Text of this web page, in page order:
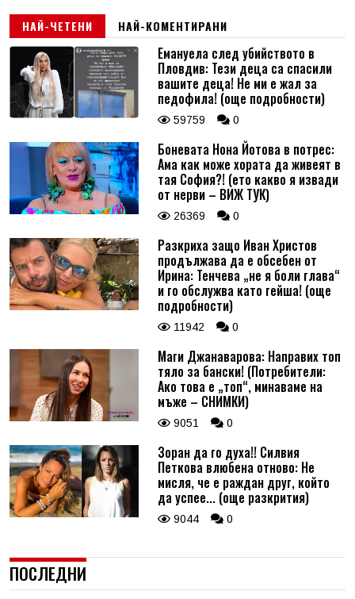
НАЙ-ЧЕТЕНИ НАЙ-КОМЕНТИРАНИ
Емануела след убийството в
Пловдив: Тези деца са спасили
вашите деца! Не ми е жал за
педофила! (още подробности)
59759 0
Боневата Нона Йотова в потрес:
Ама как може хората да живеят в
тая София?! (ето какво я извади
от нерви – ВИЖ ТУК)
26369 0
Разкриха защо Иван Христов
продължава да е обсебен от
Ирина: Тенчева „не я боли глава“
и го обслужва като гейша! (още
подробности)
11942 0
Маги Джанаварова: Направих топ
тяло за бански! (Потребители:
Ако това е „топ“, минаваме на
мъже – СНИМКИ)
9051 0
Зоран да го духа!! Силвия
Петкова влюбена отново: Не
мисля, че е раждан друг, който
да успее... (още разкрития)
9044 0
ПОСЛЕДНИ